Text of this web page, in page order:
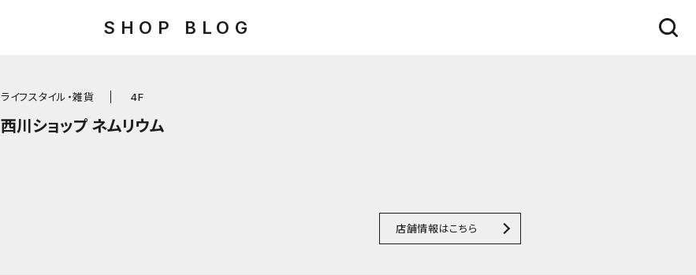
SHOP BLOG
ライフスタイル・雑貨 4F
西川ショップ ネムリウム
店舗情報はこちら